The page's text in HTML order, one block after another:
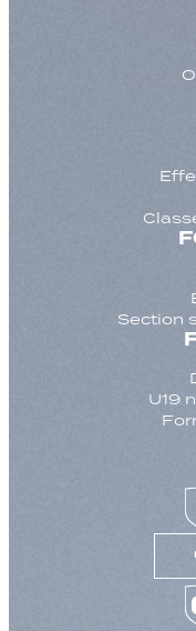
Section
U19